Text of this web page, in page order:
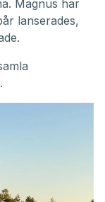
Magnus har
lanserades,